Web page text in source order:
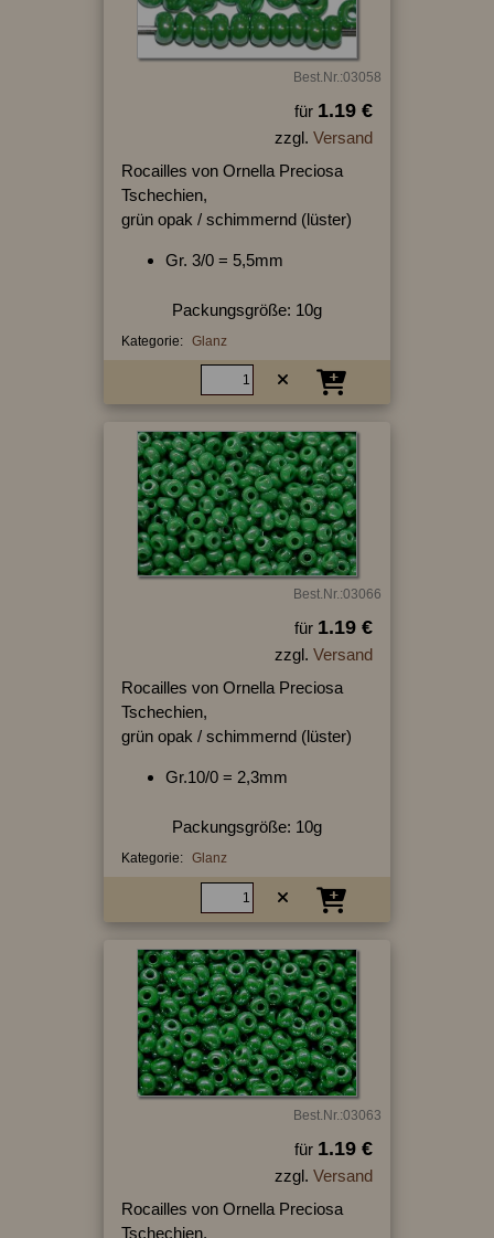
Best.Nr.:03058
für 1.19 €
zzgl. Versand
Rocailles von Ornella Preciosa
Tschechien,
grün opak / schimmernd (lüster)
Gr. 3/0 = 5,5mm
Packungsgröße: 10g
Kategorie: Glanz
Best.Nr.:03066
für 1.19 €
zzgl. Versand
Rocailles von Ornella Preciosa
Tschechien,
grün opak / schimmernd (lüster)
Gr.10/0 = 2,3mm
Packungsgröße: 10g
Kategorie: Glanz
Best.Nr.:03063
für 1.19 €
zzgl. Versand
Rocailles von Ornella Preciosa
Tschechien,